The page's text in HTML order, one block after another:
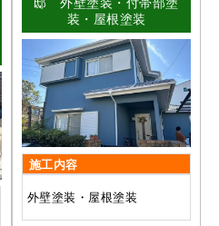
装・屋根塗装
施工内容
外壁塗装・屋根塗装